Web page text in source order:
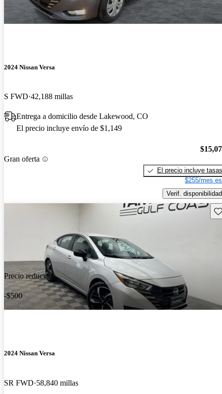
2024 Nissan Versa
S FWD 42,188 millas
Entrega a domicilio desde Lakewood, CO
El precio incluye envío de $1,149
Gran oferta
El precio incluye tasas
$255/mes
Verif. disponibilidad
Precio reducido
-$500
2024 Nissan Versa
SR FWD 58,840 millas